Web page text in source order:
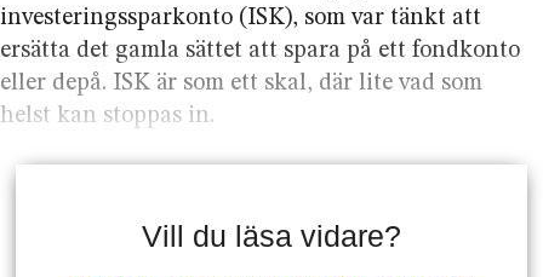
investeringssparkonto (ISK), som var tänkt att
ersätta det gamla sättet att spara på ett fondkonto
eller depå. ISK är som ett skal, där lite vad som
helst kan stoppas in.
Vill du läsa vidare?